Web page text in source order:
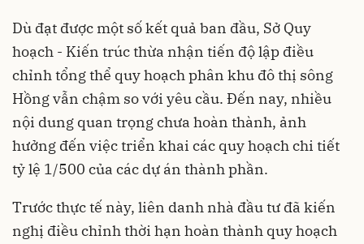
Dù đạt được một số kết quả ban đầu, Sở Quy
hoạch - Kiến trúc thừa nhận tiến độ lập điều
chỉnh tổng thể quy hoạch phân khu đô thị sông
Hồng vẫn chậm so với yêu cầu. Đến nay, nhiều
nội dung quan trọng chưa hoàn thành, ảnh
hưởng đến việc triển khai các quy hoạch chi tiết
tỷ lệ 1/500 của các dự án thành phần.
Trước thực tế này, liên danh nhà đầu tư đã kiến
nghị điều chỉnh thời hạn hoàn thành quy hoạch